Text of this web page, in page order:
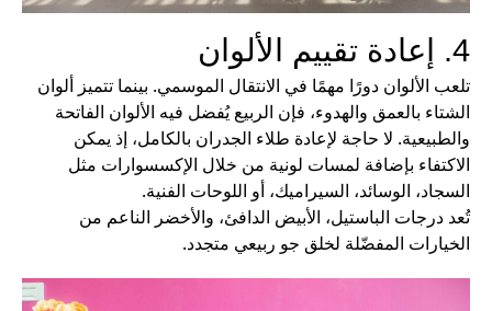
4. إعادة تقييم الألوان
تلعب الألوان دورًا مهمًا في الانتقال الموسمي. بينما تتميز ألوان
الشتاء بالعمق والهدوء، فإن الربيع يُفضل فيه الألوان الفاتحة
والطبيعية. لا حاجة لإعادة طلاء الجدران بالكامل، إذ يمكن
الاكتفاء بإضافة لمسات لونية من خلال الإكسسوارات مثل
السجاد، الوسائد، السيراميك، أو اللوحات الفنية.
تُعد درجات الباستيل، الأبيض الدافئ، والأخضر الناعم من
الخيارات المفضّلة لخلق جو ربيعي متجدد.